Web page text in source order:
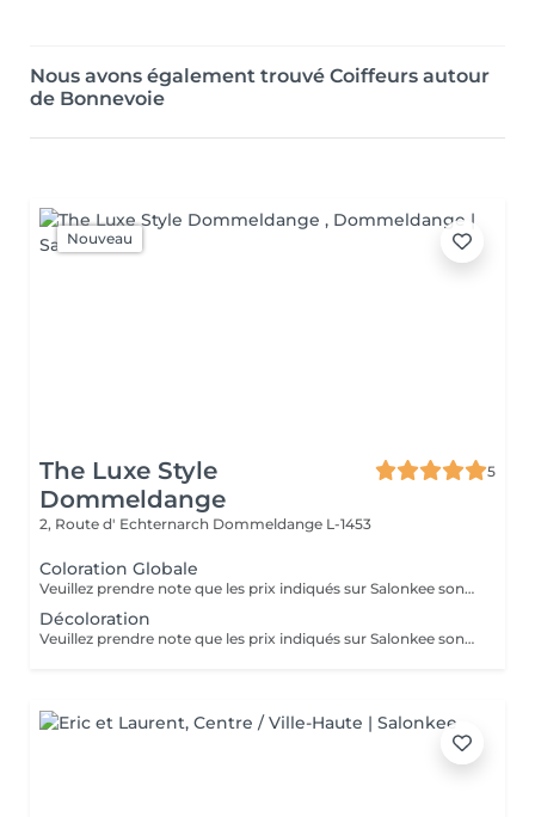
Nous avons également trouvé Coiffeurs autour
de Bonnevoie
Nouveau
The Luxe Style
Dommeldange
5
2, Route d' Echternarch Dommeldange L-1453
Coloration Globale
Veuillez prendre note que les prix indiqués sur Salonkee sont communiqués à titre informatif et s'entendent de base. Ces derniers sont susceptibles de varier selon le diagnostic réalisé à votre arrivée au salon et l'expertise du professionnel à qui vous confiez votre beauté. Dans tous les cas, un devis précis vous sera proposé et toutes réalisations de prestations seront effectuées avec votre accord. Un grand merci d'avance pour votre compréhension. Au plaisir de vous recevoir très vite.
Décoloration
Veuillez prendre note que les prix indiqués sur Salonkee sont communiqués à titre informatif et s'entendent de base. Ces derniers sont susceptibles de varier selon le diagnostic réalisé à votre arrivée au salon et l'expertise du professionnel à qui vous confiez votre beauté. Dans tous les cas, un devis précis vous sera proposé et toutes réalisations de prestations seront effectuées avec votre accord. Un grand merci d'avance pour votre compréhension. Au plaisir de vous recevoir très vite.